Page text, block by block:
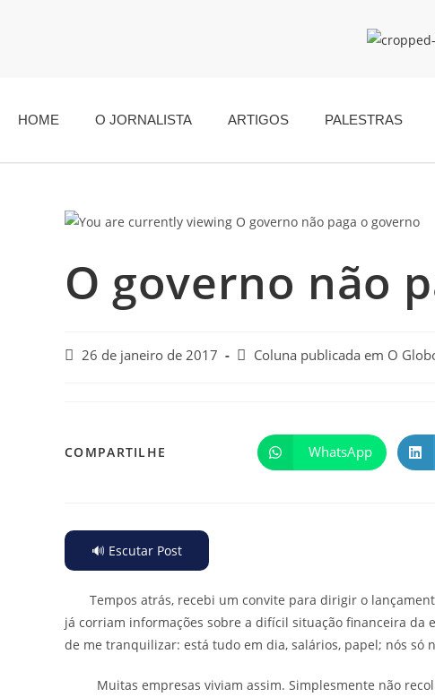
HOME O JORNALISTA ARTIGOS PALESTRAS
O governo não
26 de janeiro de 2017 Coluna publicada em O
COMPARTILHE WhatsApp
🔊 Escutar Post
Tempos atrás, recebi um convite para dirigir o
já corriam informações sobre a difícil situação financeira da
de me tranquilizar: está tudo em dia, salários, papel; nós só
Muitas empresas viviam assim. Simplesmente não